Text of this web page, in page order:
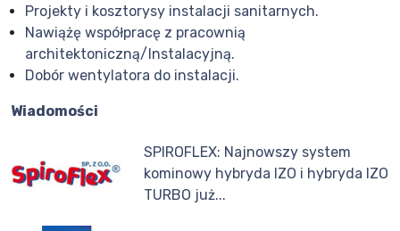
Projekty i kosztorysy instalacji sanitarnych.
Nawiążę współpracę z pracownią
architektoniczną/Instalacyjną.
Dobór wentylatora do instalacji.
Wiadomości
SPIROFLEX: Najnowszy system
kominowy hybryda IZO i hybryda IZO
TURBO już...